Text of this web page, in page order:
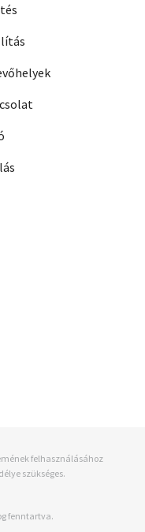
felhasználásához
szükséges.
fenntartva.